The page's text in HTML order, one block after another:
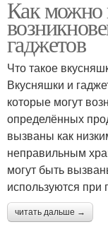
Как можно
гаджетов
Что такое
Вкусняшки и
которые могут
определённых
вызваны как
неправильным
могут быть
используются при
читать дальше →